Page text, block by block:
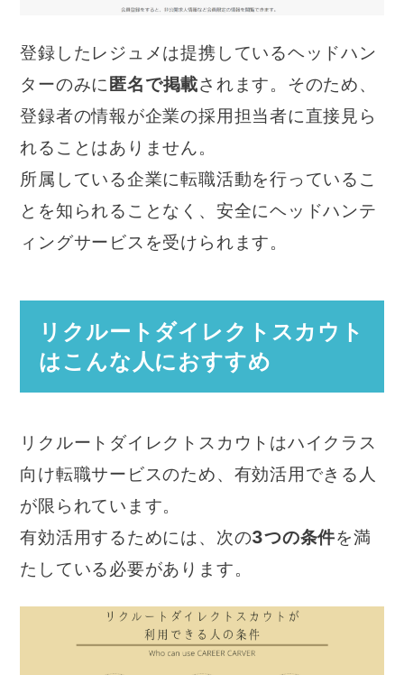
登録したレジュメは提携しているヘッドハン
ターのみに 匿名で掲載されます。そのため、
登録者の情報が企業の採用担当者に直接見ら
れることはありません。
所属している企業に転職活動を行っているこ
とを知られることなく、安全にヘッドハンテ
ィングサービスを受けられます。
リクルートダイレクトスカウト
はこんな人におすすめ
リクルートダイレクトスカウトはハイクラス
向け転職サービスのため、有効活用できる人
が限られています。
有効活用するためには、次の3つの条件を満
たしている必要があります。